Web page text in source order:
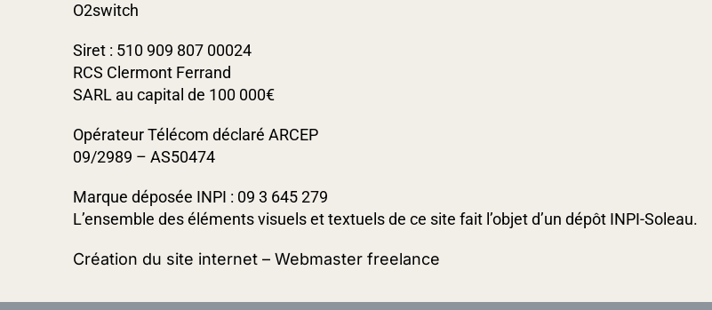
O2switch
Siret : 510 909 807 00024
RCS Clermont Ferrand
SARL au capital de 100 000€
Opérateur Télécom déclaré ARCEP
09/2989 – AS50474
Marque déposée INPI : 09 3 645 279
L’ensemble des éléments visuels et textuels de ce site fait l’objet d’un dépôt INPI-Soleau.
Création du site internet – Webmaster freelance